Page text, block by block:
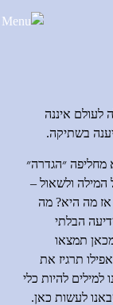
לעולם איננה
בשתיקה.
מחליפה ״הגדרה״
המילה ולשאול –
אז מה היא? מה
הבלתי
תמצאו
תרגיז את
למילים להיות כלי
לעשות כאן.